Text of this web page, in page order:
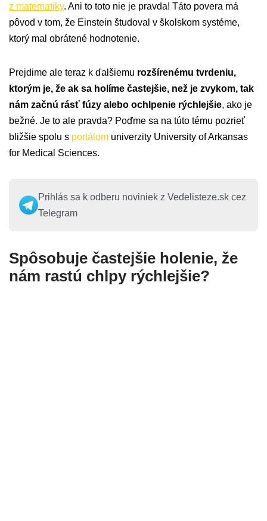
z matematiky. Ani to toto nie je pravda! Táto povera má
pôvod v tom, že Einstein študoval v školskom systéme,
ktorý mal obrátené hodnotenie.
Prejdime ale teraz k ďalšiemu rozšírenému tvrdeniu,
ktorým je, že ak sa holíme častejšie, než je zvykom, tak
nám začnú rásť fúzy alebo ochlpenie rýchlejšie, ako je
bežné. Je to ale pravda? Poďme sa na túto tému pozrieť
bližšie spolu s portálom univerzity University of Arkansas
for Medical Sciences.
Prihlás sa k odberu noviniek z Vedelisteze.sk cez
Telegram
Spôsobuje častejšie holenie, že
nám rastú chlpy rýchlejšie?